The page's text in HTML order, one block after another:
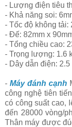
- Lượng điện tiêu
- Khả năng soi:
- Tốc độ không tải:
- Đế: 82mm x
- Tổng chiều cao:
- Trọng lượng: 1.6
- Dây dẫn điện:
- Máy đánh cạnh
công nghệ tiên
có công suất cao,
đến 28000 vòng/
Thân máy được